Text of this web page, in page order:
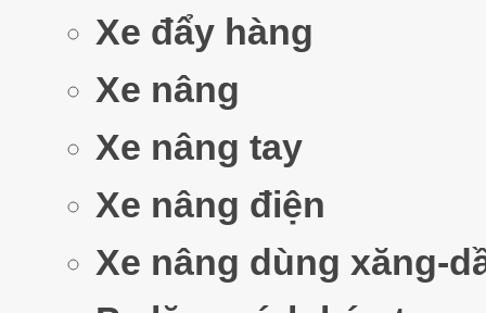
Xe đẩy hàng
Xe nâng
Xe nâng tay
Xe nâng điện
Xe nâng dùng xăng-